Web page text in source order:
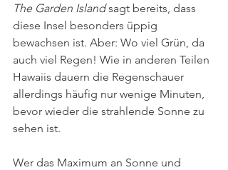
The Garden Island sagt bereits, dass
diese Insel besonders üppig
bewachsen ist. Aber: Wo viel Grün, da
auch viel Regen! Wie in anderen Teilen
Hawaiis dauern die Regenschauer
allerdings häufig nur wenige Minuten,
bevor wieder die strahlende Sonne zu
sehen ist.
Wer das Maximum an Sonne und